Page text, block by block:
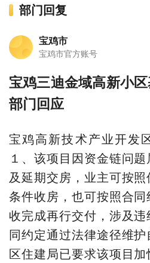
部门回复
宝鸡市
宝鸡市官方账号
宝鸡三迪金域高新小
部门回应
宝鸡高新技术产业开发
１、该项目因资金链问
及延期交房，业主可按
条件收房，也可按照合
收完成再行交付，涉及
同约定通过法律途径维
区住建局已要求该项目